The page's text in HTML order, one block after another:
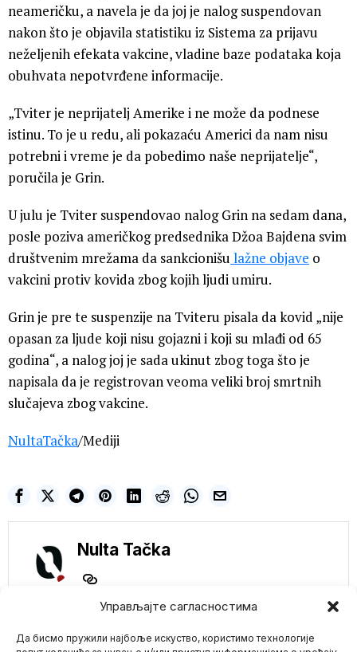
Управљајте сагласностима
Да бисмо пружили најбоље искуство, користимо технологије
neameričku, a navela je da joj je nalog suspendovan
nakon što je objavila statistiku iz Sistema za prijavu
neželjenih efekata vakcine, vladine baze podataka koja
obuhvata nepotvrđene informacije.
„Tviter je neprijatelj Amerike i ne može da podnese
istinu. To je u redu, ali pokazaću Americi da nam nisu
potrebni i vreme je da pobedimo naše neprijatelje“,
poručila je Grin.
U julu je Tviter suspendovao nalog Grin na sedam dana,
posle poziva američkog predsednika Džoa Bajdena svim
društvenim mrežama da sankcionišu lažne objave o
vakcini protiv kovida zbog kojih ljudi umiru.
Grin je pre te suspenzije na Tviteru pisala da kovid „nije
opasan za ljude koji nisu gojazni i koji su mlađi od 65
godina“, a nalog joj je sada ukinut zbog toga što je
napisala da je registrovan veoma veliki broj smrtnih
slučajeva zbog vakcine.
NultaTačka/Mediji
Nulta Tačka
NE PROPUSTITE